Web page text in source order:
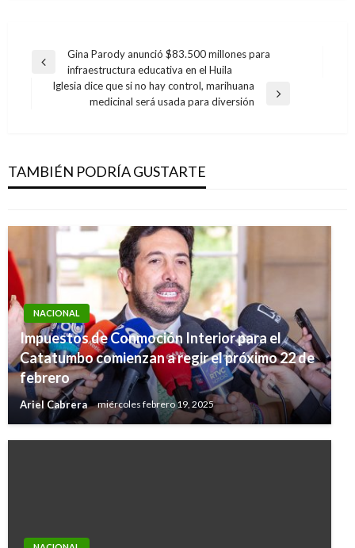
Navegación
entradas
Entrada
anterior
Gina Parody anunció $83.500 millones para
infraestructura educativa en el Huila
Iglesia dice que si no hay control, marihuana
medicinal será usada para diversión
TAMBIÉN PODRÍA GUSTARTE
Barranquilla
Ariel Cabrera viernes junio 21, 2019
NACIONAL
Impuestos de Conmoción Interior para el
Catatumbo comienzan a regir el próximo 22 de
febrero
Ariel Cabrera miércoles febrero 19, 2025